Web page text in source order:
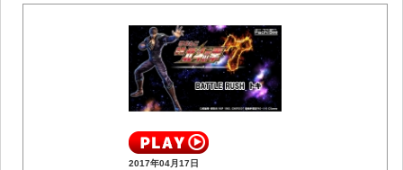
2017年04月17日